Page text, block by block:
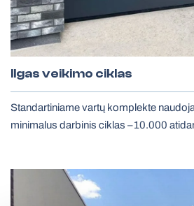
Fasado žaliuzės
Ilgas veikimo ciklas
Standartiniame vartų komplekte
minimalus darbinis ciklas –10.000